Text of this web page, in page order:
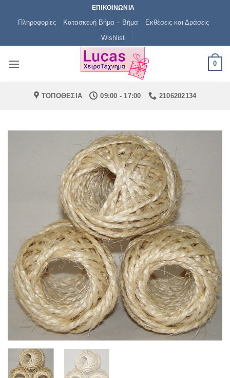
ΕΠΙΚΟΙΝΩΝΙΑ
Πληροφορίες Κατασκευή Βήμα – Βήμα
Εκθέσεις και Δράσεις
Wishlist
0
ΤΟΠΟΘΕΣΙΑ 09:00 - 17:00 2106202134